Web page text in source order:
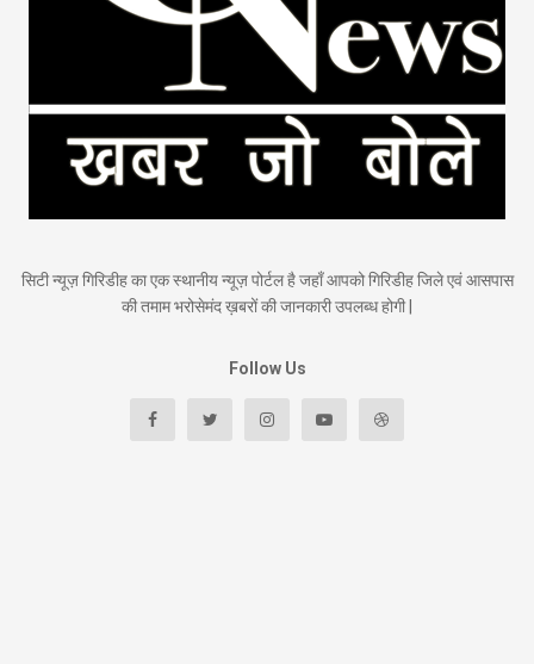
सिटी न्यूज़ गिरिडीह का एक स्थानीय न्यूज़ पोर्टल है जहाँ आपको गिरिडीह जिले एवं आसपास
की तमाम भरोसेमंद ख़बरों की जानकारी उपलब्ध होगी |
Follow Us